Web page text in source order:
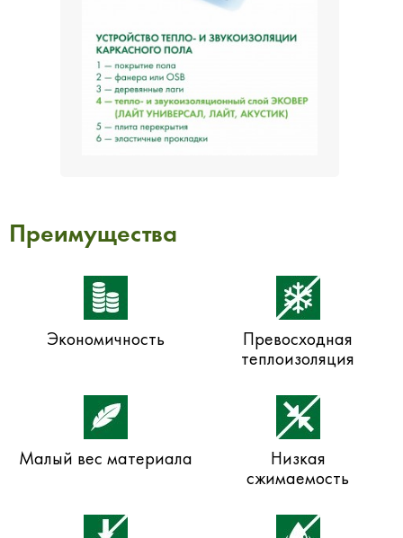
Преимущества
Экономичность
Превосходная
теплоизоляция
Малый вес материала
Низкая
сжимаемость